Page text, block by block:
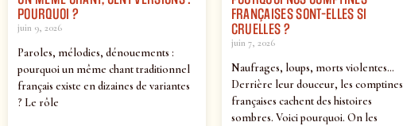
POURQUOI ?
juin 9, 2026
Paroles, mélodies, dénouements :
pourquoi un même chant traditionnel
français existe en dizaines de variantes
? Le rôle
FRANÇAISES SONT-ELLES SI
CRUELLES ?
juin 7, 2026
Naufrages, loups, morts violentes…
Derrière leur douceur, les comptines
françaises cachent des histoires
sombres. Voici pourquoi. On les